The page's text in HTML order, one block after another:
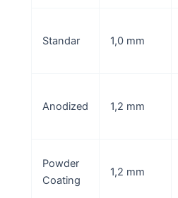
Standar 1,0 mm
Anodized 1,2 mm
Powder
Coating
1,2 mm